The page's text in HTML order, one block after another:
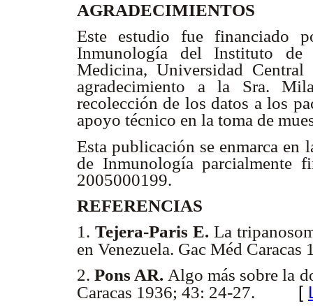
AGRADECIMIENTOS
Este estudio fue financiado
Inmunología del Instituto
Medicina, Universidad Central
agradecimiento a la Sra.
recolección de los datos a los
apoyo técnico en la toma de
Esta publicación se enmarca en
de Inmunología parcialmente
2005000199.
REFERENCIAS
1.Tejera-Paris E. La
en Venezuela. Gac Méd
2.Pons AR. Algo más sobre la
Caracas 1936; 43: 24-27.
[